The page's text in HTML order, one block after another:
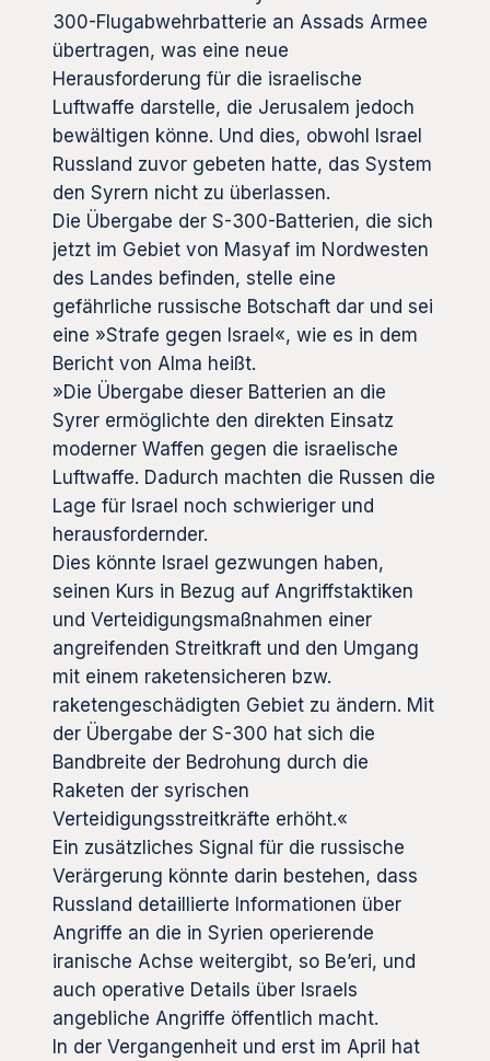
300-Flugabwehrbatterie an Assads Armee
übertragen, was eine neue
Herausforderung für die israelische
Luftwaffe darstelle, die Jerusalem jedoch
bewältigen könne. Und dies, obwohl Israel
Russland zuvor gebeten hatte, das System
den Syrern nicht zu überlassen.
Die Übergabe der S-300-Batterien, die sich
jetzt im Gebiet von Masyaf im Nordwesten
des Landes befinden, stelle eine
gefährliche russische Botschaft dar und sei
eine »Strafe gegen Israel«, wie es in dem
Bericht von Alma heißt.
»Die Übergabe dieser Batterien an die
Syrer ermöglichte den direkten Einsatz
moderner Waffen gegen die israelische
Luftwaffe. Dadurch machten die Russen die
Lage für Israel noch schwieriger und
herausfordernder.
Dies könnte Israel gezwungen haben,
seinen Kurs in Bezug auf Angriffstaktiken
und Verteidigungsmaßnahmen einer
angreifenden Streitkraft und den Umgang
mit einem raketensicheren bzw.
raketengeschädigten Gebiet zu ändern. Mit
der Übergabe der S-300 hat sich die
Bandbreite der Bedrohung durch die
Raketen der syrischen
Verteidigungsstreitkräfte erhöht.«
Ein zusätzliches Signal für die russische
Verärgerung könnte darin bestehen, dass
Russland detaillierte Informationen über
Angriffe an die in Syrien operierende
iranische Achse weitergibt, so Be’eri, und
auch operative Details über Israels
angebliche Angriffe öffentlich macht.
In der Vergangenheit und erst im April hat